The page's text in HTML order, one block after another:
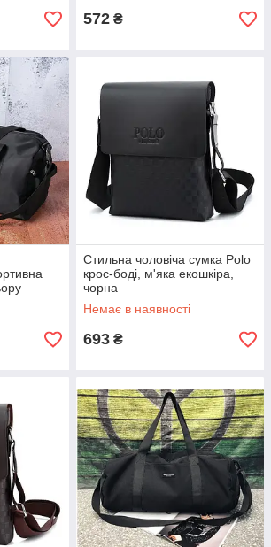
572 ₴
Стильна чоловіча сумка Polo
крос-боді, м'яка екошкіра,
чорна
Немає в наявності
693 ₴